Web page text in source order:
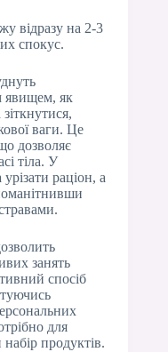
відразу на 2-3
спокус.
явищем, як
ваги. Це
дозволяє
тіла. У
раціон, а
занять
спосіб
для
продуктів.